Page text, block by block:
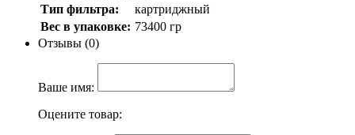
Тип фильтра:
картриджный
Вес в упаковке: 73400 гр
Отзывы (0)
Ваше имя:
Оцените товар: